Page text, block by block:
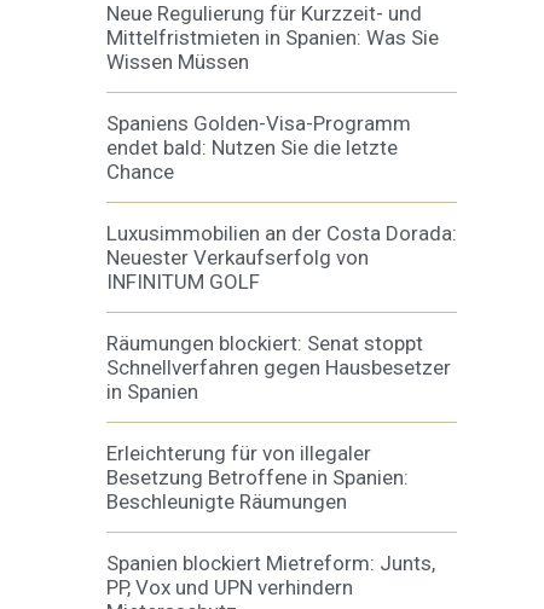
Neue Regulierung für Kurzzeit- und
Mittelfristmieten in Spanien: Was Sie
Wissen Müssen
Spaniens Golden-Visa-Programm
endet bald: Nutzen Sie die letzte
Chance
Luxusimmobilien an der Costa Dorada:
Neuester Verkaufserfolg von
INFINITUM GOLF
Räumungen blockiert: Senat stoppt
Schnellverfahren gegen Hausbesetzer
in Spanien
Erleichterung für von illegaler
Besetzung Betroffene in Spanien:
Beschleunigte Räumungen
Spanien blockiert Mietreform: Junts,
PP, Vox und UPN verhindern